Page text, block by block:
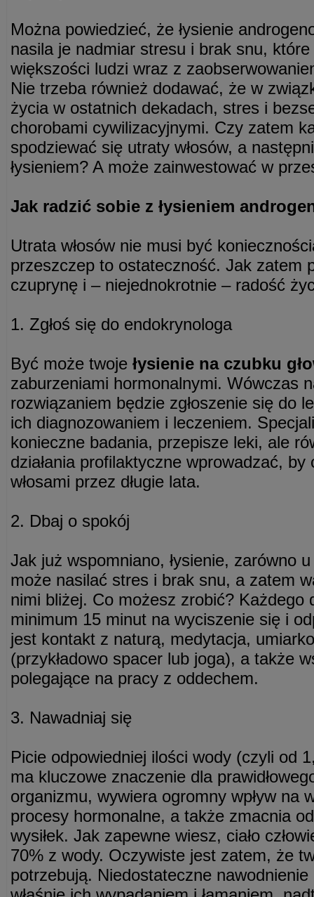
Można powiedzieć, że łysienie
nasila je nadmiar stresu i brak snu,
większości ludzi wraz z
Nie trzeba również dodawać, że w
życia w ostatnich dekadach, stres i
chorobami cywilizacyjnymi. Czy zatem
spodziewać się utraty włosów, a
łysieniem? A może zainwestować w
Jak radzić sobie z łysieniem
Utrata włosów nie musi być
przeszczep to ostateczność. Jak zatem
czuprynę i – niejednokrotnie – radość
1. Zgłoś się do endokrynologa
Być może twoje łysienie na czubku
zaburzeniami hormonalnymi. Wówczas
rozwiązaniem będzie zgłoszenie się do
ich diagnozowaniem i leczeniem.
konieczne badania, przepisze leki, ale
działania profilaktyczne wprowadzać,
włosami przez długie lata.
2. Dbaj o spokój
Jak już wspomniano, łysienie, zarówno
może nasilać stres i brak snu, a zatem
nimi bliżej. Co możesz zrobić? Każdego
minimum 15 minut na wyciszenie się i
jest kontakt z naturą, medytacja,
(przykładowo spacer lub joga), a także
polegające na pracy z oddechem.
3. Nawadniaj się
Picie odpowiedniej ilości wody (czyli od
ma kluczowe znaczenie dla
organizmu, wywiera ogromny wpływ na
procesy hormonalne, a także zmacnia
wysiłek. Jak zapewne wiesz, ciało
70% z wody. Oczywiste jest zatem, że
potrzebują. Niedostateczne